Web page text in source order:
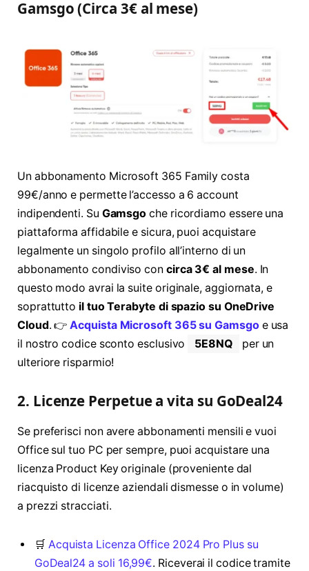
Gamsgo (Circa 3€ al mese)
Un abbonamento Microsoft 365 Family costa
99€/anno e permette l’accesso a 6 account
indipendenti. Su Gamsgo che ricordiamo essere una
piattaforma affidabile e sicura, puoi acquistare
legalmente un singolo profilo all’interno di un
abbonamento condiviso con circa 3€ al mese. In
questo modo avrai la suite originale, aggiornata, e
soprattutto il tuo Terabyte di spazio su OneDrive
Cloud. 👉Acquista Microsoft 365 su Gamsgo e usa
il nostro codice sconto esclusivo
5E8NQ
per un
ulteriore risparmio!
2. Licenze Perpetue a vita su GoDeal24
Se preferisci non avere abbonamenti mensili e vuoi
Office sul tuo PC per sempre, puoi acquistare una
licenza Product Key originale (proveniente dal
riacquisto di licenze aziendali dismesse o in volume)
a prezzi stracciati.
🛒 Acquista Licenza Office 2024 Pro Plus su
GoDeal24 a soli 16,99€. Riceverai il codice tramite